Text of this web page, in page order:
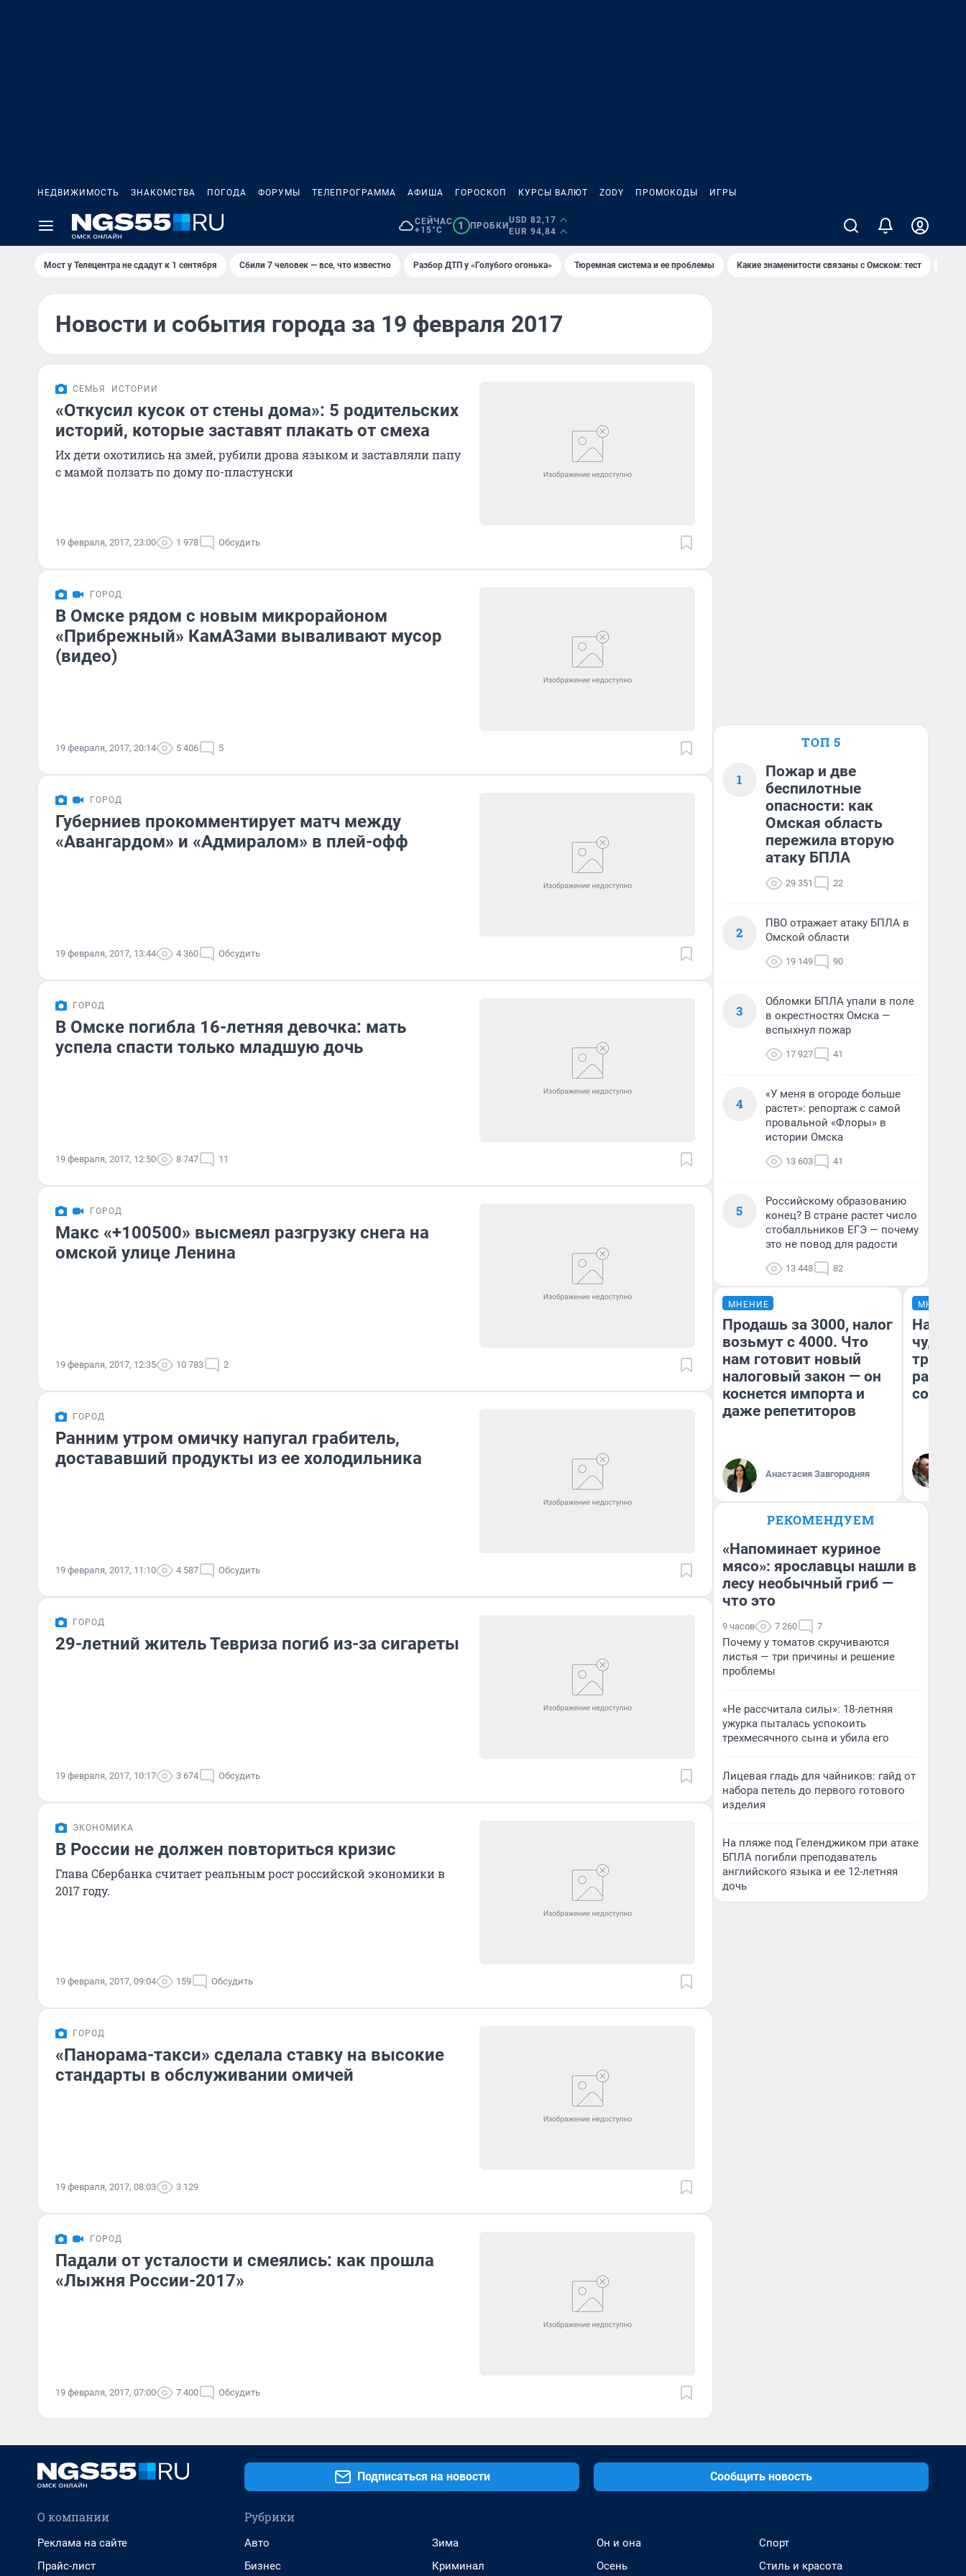
НЕДВИЖИМОСТЬ ЗНАКОМСТВА ПОГОДА ФОРУМЫ ТЕЛЕПРОГРАММА АФИША ГОРОСКОП КУРСЫ ВАЛЮТ ZODY ПРОМОКОДЫ ИГРЫ
СЕЙЧАС
+15°C
1 ПРОБКИ
USD 82,17
EUR 94,84
Мост у Телецентра не сдадут к 1 сентября Сбили 7 человек — все, что известно Разбор ДТП у «Голубого огонька» Тюремная система и ее проблемы Какие знаменитости связаны с Омском: тест
Новости и события города за 19 февраля 2017
СЕМЬЯ ИСТОРИИ
«Откусил кусок от стены дома»: 5 родительских
историй, которые заставят плакать от смеха
Их дети охотились на змей, рубили дрова языком и заставляли папу
с мамой ползать по дому по-пластунски
19 февраля, 2017, 23:00 1 978 Обсудить
ГОРОД
В Омске рядом с новым микрорайоном
«Прибрежный» КамАЗами вываливают мусор
(видео)
19 февраля, 2017, 20:14 5 406 5
ГОРОД
Губерниев прокомментирует матч между
«Авангардом» и «Адмиралом» в плей-офф
19 февраля, 2017, 13:44 4 360 Обсудить
ГОРОД
В Омске погибла 16-летняя девочка: мать
успела спасти только младшую дочь
19 февраля, 2017, 12:50 8 747 11
ГОРОД
Макс «+100500» высмеял разгрузку снега на
омской улице Ленина
19 февраля, 2017, 12:35 10 783 2
ГОРОД
Ранним утром омичку напугал грабитель,
достававший продукты из ее холодильника
19 февраля, 2017, 11:10 4 587 Обсудить
ГОРОД
29-летний житель Тевриза погиб из-за сигареты
19 февраля, 2017, 10:17 3 674 Обсудить
ЭКОНОМИКА
В России не должен повториться кризис
Глава Сбербанка считает реальным рост российской экономики в
2017 году.
19 февраля, 2017, 09:04 159 Обсудить
ГОРОД
«Панорама-такси» сделала ставку на высокие
стандарты в обслуживании омичей
19 февраля, 2017, 08:03 3 129
ГОРОД
Падали от усталости и смеялись: как прошла
«Лыжня России-2017»
19 февраля, 2017, 07:00 7 400 Обсудить
ТОП 5
1
Пожар и две
беспилотные
опасности: как
Омская область
пережила вторую
атаку БПЛА
29 351 22
2
ПВО отражает атаку БПЛА в
Омской области
19 149 90
3
Обломки БПЛА упали в поле
в окрестностях Омска —
вспыхнул пожар
17 927 41
4
«У меня в огороде больше
растет»: репортаж с самой
провальной «Флоры» в
истории Омска
13 603 41
5
Российскому образованию
конец? В стране растет число
стобалльников ЕГЭ — почему
это не повод для радости
13 448 82
МНЕНИЕ
Продашь за 3000, налог
возьмут с 4000. Что
нам готовит новый
налоговый закон — он
коснется импорта и
даже репетиторов
Анастасия Завгородняя
МНЕНИЕ
чудом
РЕКОМЕНДУЕМ
«Напоминает куриное
мясо»: ярославцы нашли в
лесу необычный гриб —
что это
9 часов 7 260 7
Почему у томатов скручиваются
листья — три причины и решение
проблемы
«Не рассчитала силы»: 18-летняя
ужурка пыталась успокоить
трехмесячного сына и убила его
Лицевая гладь для чайников: гайд от
набора петель до первого готового
изделия
На пляже под Геленджиком при атаке
БПЛА погибли преподаватель
английского языка и ее 12-летняя
дочь
Подписаться на новости Сообщить новость
О компании
Реклама на сайте
Прайс-лист
Рубрики
Авто
Бизнес
Зима
Криминал
Он и она
Осень
Спорт
Стиль и красота